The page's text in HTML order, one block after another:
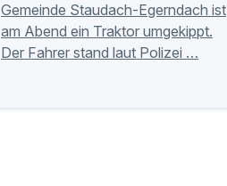
Gemeinde Staudach-Egerndach ist
am Abend ein Traktor umgekippt.
Der Fahrer stand laut Polizei …